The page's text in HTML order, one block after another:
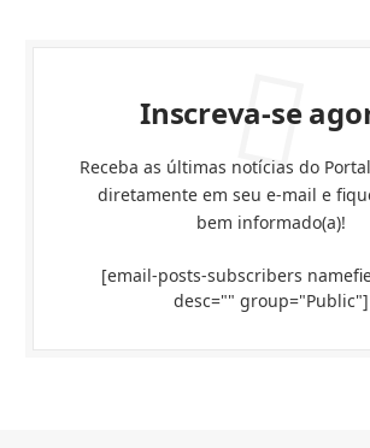
Inscreva-se
Receba as últimas notícias do
diretamente em seu e-mail e
bem informado(a)!
[email-posts-subscribers
desc="" group="Public"]